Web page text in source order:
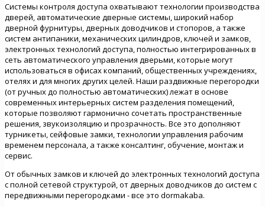
Системы контроля доступа охватывают технологии производства
дверей, автоматические дверные системы, широкий набор
дверной фурнитуры, дверных доводчиков и стопоров, а также
систем антипаники, механических цилиндров, ключей и замков,
электронных технологий доступа, полностью интегрированных в
сеть автоматического управления дверьми, которые могут
использоваться в офисах компаний, общественных учреждениях,
отелях и для многих других целей. Наши раздвижные перегородки
(от ручных до полностью автоматических) лежат в основе
современных интерьерных систем разделения помещений,
которые позволяют гармонично сочетать пространственные
решения, звукоизоляцию и прозрачность. Все это дополняют
турникеты, сейфовые замки, технологии управления рабочим
временем персонала, а также консалтинг, обучение, монтаж и
сервис.
От обычных замков и ключей до электронных технологий доступа
с полной сетевой структурой, от дверных доводчиков до систем с
передвижными перегородками - все это dormakaba.